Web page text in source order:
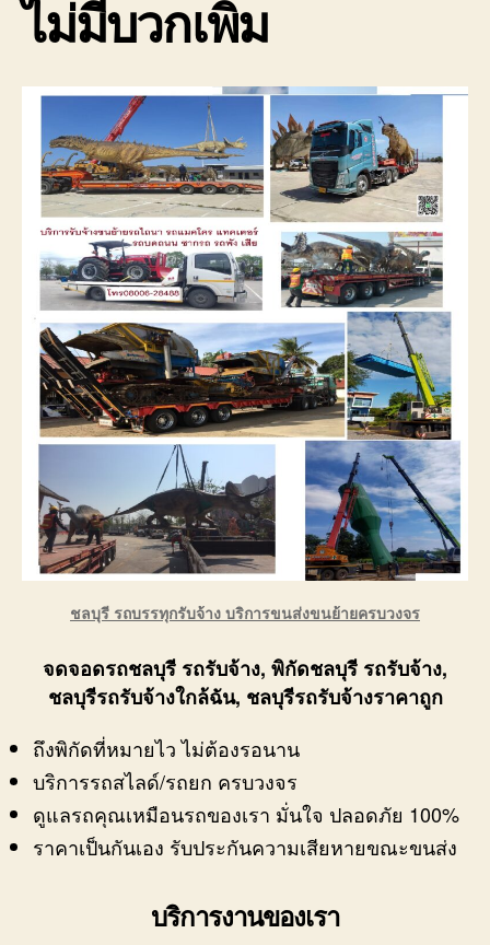
ไม่มีบวกเพิ่ม
ชลบุรี รถบรรทุกรับจ้าง บริการขนส่งขนย้ายครบวงจร
จดจอดรถชลบุรี รถรับจ้าง, พิกัดชลบุรี รถรับจ้าง,
ชลบุรีรถรับจ้างใกล้ฉัน, ชลบุรีรถรับจ้างราคาถูก
ถึงพิกัดที่หมายไว ไม่ต้องรอนาน
บริการรถสไลด์/รถยก ครบวงจร
ดูแลรถคุณเหมือนรถของเรา มั่นใจ ปลอดภัย 100%
ราคาเป็นกันเอง รับประกันความเสียหายขณะขนส่ง
บริการงานของเรา